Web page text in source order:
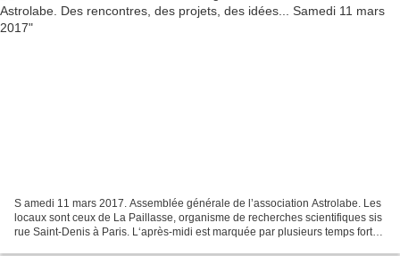
S amedi 11 mars 2017. Assemblée générale de l’association Astrolabe. Les
locaux sont ceux de La Paillasse, organisme de recherches scientifiques sis
rue Saint-Denis à Paris. L‘après-midi est marquée par plusieurs temps forts :